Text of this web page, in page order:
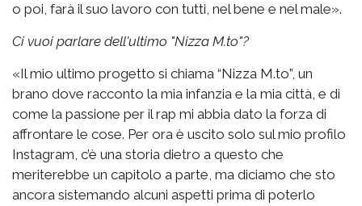
o poi, farà il suo lavoro con tutti, nel bene e nel male».
Ci vuoi parlare dell'ultimo "Nizza M.to"?
«Il mio ultimo progetto si chiama “Nizza M.to”, un
brano dove racconto la mia infanzia e la mia città, e di
come la passione per il rap mi abbia dato la forza di
affrontare le cose. Per ora è uscito solo sul mio profilo
Instagram, c’è una storia dietro a questo che
meriterebbe un capitolo a parte, ma diciamo che sto
ancora sistemando alcuni aspetti prima di poterlo